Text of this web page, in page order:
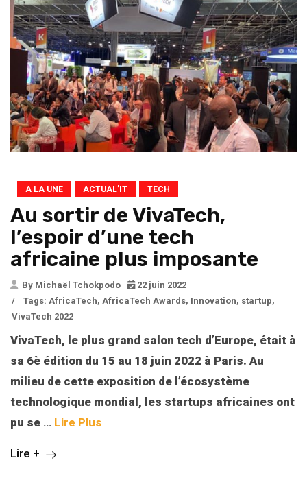
A LA UNE ACTUAL’IT TECH
Au sortir de VivaTech,
l’espoir d’une tech
africaine plus imposante
By Michaël Tchokpodo
22 juin 2022
/
Tags: AfricaTech, AfricaTech Awards, Innovation, startup,
VivaTech 2022
VivaTech, le plus grand salon tech d’Europe, était à
sa 6è édition du 15 au 18 juin 2022 à Paris. Au
milieu de cette exposition de l’écosystème
technologique mondial, les startups africaines ont
pu se … Lire Plus
Lire +